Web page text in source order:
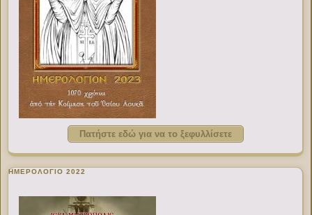
Πατήστε εδώ για να το ξεφυλλίσετε
ΗΜΕΡΟΛΟΓΙΟ 2022